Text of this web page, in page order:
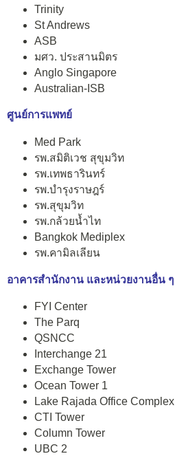
Trinity
St Andrews
ASB
มศว. ประสานมิตร
Anglo Singapore
Australian-ISB
ศูนย์การแพทย์
Med Park
รพ.สมิติเวช สุขุมวิท
รพ.เทพธารินทร์
รพ.บำรุงราษฎร์
รพ.สุขุมวิท
รพ.กล้วยน้ำไท
Bangkok Mediplex
รพ.คามิลเลียน
อาคารสำนักงาน และหน่วยงานอื่น ๆ
FYI Center
The Parq
QSNCC
Interchange 21
Exchange Tower
Ocean Tower 1
Lake Rajada Office Complex
CTI Tower
Column Tower
UBC 2